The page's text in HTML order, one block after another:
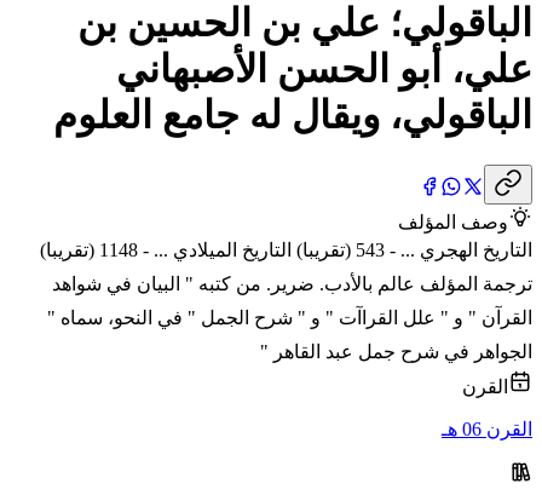
الباقولي؛ علي بن الحسين بن
علي، أبو الحسن الأصبهاني
الباقولي، ويقال له جامع العلوم
وصف المؤلف
التاريخ الهجري ... - 543 (تقريبا) التاريخ الميلادي ... - 1148 (تقريبا)
ترجمة المؤلف عالم بالأدب. ضرير. من كتبه " البيان في شواهد
القرآن " و " علل القراآت " و " شرح الجمل " في النحو، سماه "
الجواهر في شرح جمل عبد القاهر "
القرن
القرن 06 هـ